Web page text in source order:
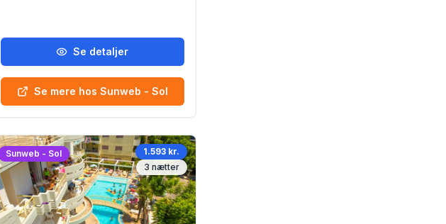
Se detaljer
Se mere hos Sunweb - Sol
Sunweb - Sol
1.593 kr.
3 nætter